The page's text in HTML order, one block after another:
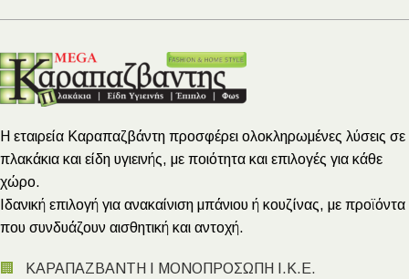
Η εταιρεία Καραπαζβάντη προσφέρει ολοκληρωμένες λύσεις σε
πλακάκια και είδη υγιεινής, με ποιότητα και επιλογές για κάθε
χώρο.
Ιδανική επιλογή για ανακαίνιση μπάνιου ή κουζίνας, με προϊόντα
που συνδυάζουν αισθητική και αντοχή.
🏢 ΚΑΡΑΠΑΖΒΑΝΤΗ Ι ΜΟΝΟΠΡΟΣΩΠΗ Ι.Κ.Ε.